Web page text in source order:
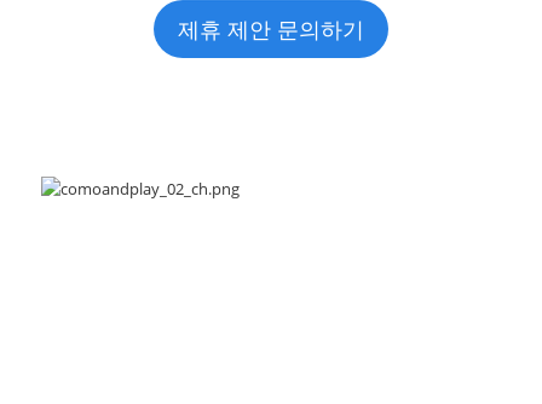
제휴 제안 문의하기